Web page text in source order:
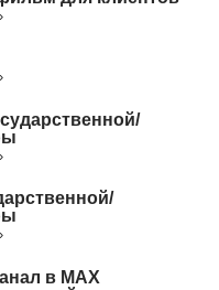
в МАХ